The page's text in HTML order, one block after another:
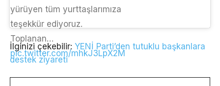
yürüyen tüm yurttaşlarımıza
teşekkür ediyoruz.
Toplanan…
pic.twitter.com/mhkJ3LpX2M
İlginizi çekebilir: YENİ Parti’den tutuklu başkanlara
destek ziyareti